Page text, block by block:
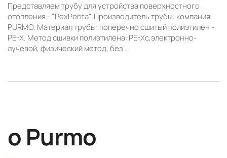
Представляем трубу для устройства поверхностного
отопления - "PexPenta". Производитель трубы: компания
PURMO. Материал трубы: поперечно сшитый полиэтилен -
PE-X. Метод сшивки полиэтилена: PE-Xc,электронно-
лучевой, физический метод, без…
о Purmo